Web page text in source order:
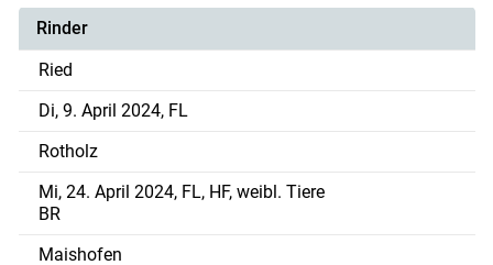
Rinder
Ried
Di, 9. April 2024, FL
Rotholz
Mi, 24. April 2024, FL, HF, weibl. Tiere
BR
Maishofen